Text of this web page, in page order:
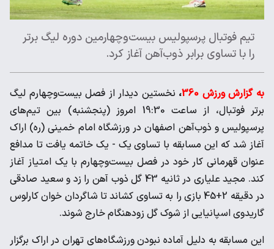
تیم فوتبال پرسپولیس بیست‌وچهارمین دوره لیگ برتر
را با تساوی برابر ذوب‌‌آهن آغاز کرد.
به گزارش ورزش 360 ، نخستین دیدار از فصل بیست‌و‌چهارم لیگ
برتر فوتبال، از ساعت 19:30 امروز (پنجشنبه) بین تیم‌های
پرسپولیس و ذوب‌آهن اصفهان در ورزشگاه امام خمینی (ره) اراک
آغاز شد که این مسابقه با تساوی یک - یک خاتمه یافت تا مدافع
عنوان قهرمانی کار خود در فصل بیست‌و‌چهارم با یک امتیاز آغاز
کند. مجید علیاری در ثانیه 43 گل ذوب آهن را زد و سعید صادقی
در دقیقه 2+45 بازی را به تساوی کشاند تا شاگردان خوان کارلوس
گاریدوی اسپانیایی از شوک گل‌ زودهنگام خارج شوند.
این مسابقه به دلیل آماده نبودن ورزشگاه‌های تهران در اراک برگزار